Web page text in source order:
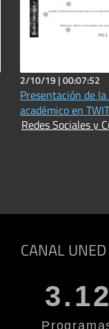
2/10/19 |00:07:52
Presentación de la
académico en
Redes Sociales y
CANAL